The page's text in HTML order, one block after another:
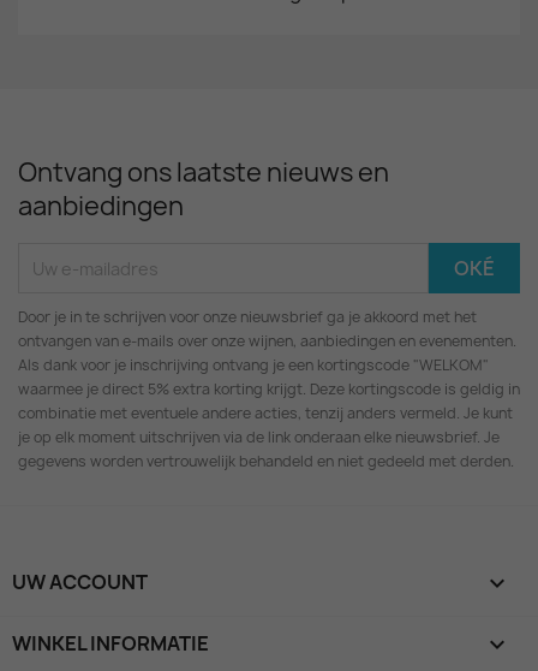
Ontvang ons laatste nieuws en
aanbiedingen
Door je in te schrijven voor onze nieuwsbrief ga je akkoord met het
ontvangen van e-mails over onze wijnen, aanbiedingen en evenementen.
Als dank voor je inschrijving ontvang je een kortingscode "WELKOM"
waarmee je direct 5% extra korting krijgt. Deze kortingscode is geldig in
combinatie met eventuele andere acties, tenzij anders vermeld. Je kunt
je op elk moment uitschrijven via de link onderaan elke nieuwsbrief. Je
gegevens worden vertrouwelijk behandeld en niet gedeeld met derden.
UW ACCOUNT 
WINKEL INFORMATIE keyboard_arrow_down